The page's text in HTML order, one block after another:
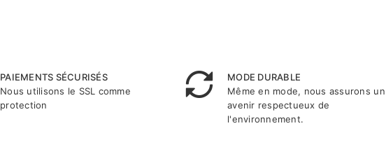
PAIEMENTS SÉCURISÉS
Nous utilisons le SSL comme
protection
MODE DURABLE
Même en mode, nous assurons un
avenir respectueux de
l'environnement.